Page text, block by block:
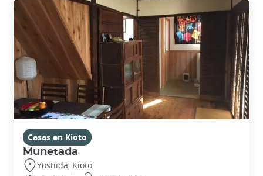
Casas en Kioto
Munetada
Yoshida, Kioto